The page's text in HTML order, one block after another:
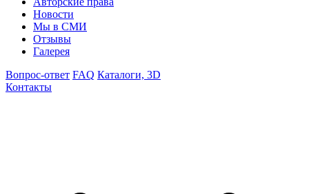
Новости
Мы в СМИ
Отзывы
Галерея
Вопрос-ответ FAQ Каталоги, 3D
Контакты